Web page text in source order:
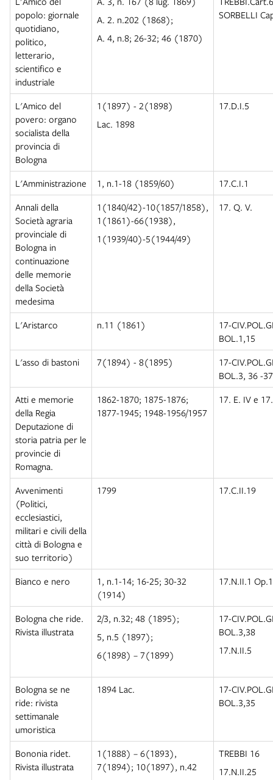
popolo: giornale
quotidiano,
politico,
letterario,
scientifico e
industriale
A. 2. n.202 (1868);
A. 4, n.8; 26-32; 46 (1870)
SORBELLI
L'Amico del
povero: organo
socialista della
provincia di
Bologna
1(1897) - 2(1898)
Lac. 1898
17.D.I.5
L'Amministrazione 1, n.1-18 (1859/60)
17.C.I.1
Annali della
Società agraria
provinciale di
Bologna in
continuazione
delle memorie
della Società
medesima
1(1840/42)-10(1857/1858),
1(1861)-66(1938),
1(1939/40)-5(1944/49)
17. Q. V.
L'Aristarco n.11 (1861)
17-
BOL.1,15
L'asso di bastoni
7(1894) - 8(1895)
17-
BOL.3, 36 -37
Atti e memorie
della Regia
Deputazione di
storia patria per le
provincie di
Romagna.
1862-1870; 1875-1876;
1877-1945; 1948-1956/1957
17. E. IV e
Avvenimenti
(Politici,
ecclesiastici,
militari e civili della
città di Bologna e
suo territorio)
1799 17.C.II.19
Bianco e nero
1, n.1-14; 16-25; 30-32
(1914)
17.N.II.1
Bologna che ride.
Rivista illustrata
2/3, n.32; 48 (1895);
5, n.5 (1897);
6(1898) – 7(1899)
17-
BOL.3,38
17.N.II.5
Bologna se ne
ride: rivista
settimanale
umoristica
1894 Lac.
17-
BOL.3,35
Bononia ridet.
Rivista illustrata
1(1888) – 6(1893),
7(1894); 10(1897), n.42
TREBBI 16
17.N.II.25